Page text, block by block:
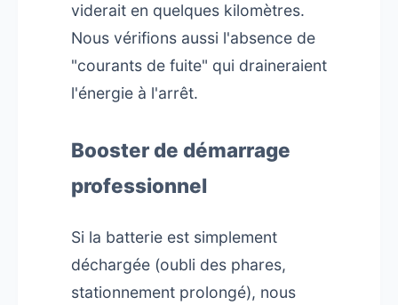
viderait en quelques kilomètres.
Nous vérifions aussi l'absence de
"courants de fuite" qui draineraient
l'énergie à l'arrêt.
Booster de démarrage
professionnel
Si la batterie est simplement
déchargée (oubli des phares,
stationnement prolongé), nous